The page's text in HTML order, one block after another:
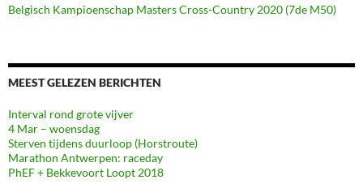
Belgisch Kampioenschap Masters Cross-Country 2020 (7de M50)
MEEST GELEZEN BERICHTEN
Interval rond grote vijver
4 Mar – woensdag
Sterven tijdens duurloop (Horstroute)
Marathon Antwerpen: raceday
PhEF + Bekkevoort Loopt 2018